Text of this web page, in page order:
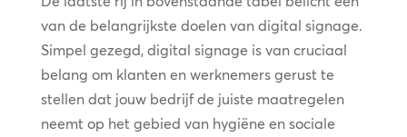
van de belangrijkste doelen van digital signage.
Simpel gezegd, digital signage is van cruciaal
belang om klanten en werknemers gerust te
stellen dat jouw bedrijf de juiste maatregelen
neemt op het gebied van hygiëne en sociale